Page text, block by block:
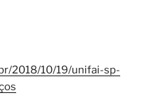
2018/10/19/unifai-sp-